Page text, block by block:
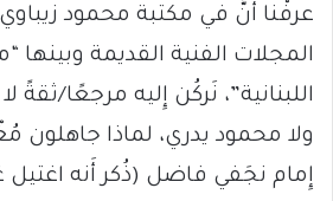
عرفْنا أَنَّ في مكتبة محمود
المجلات الفنية القديمة وبينها
اللبنانية”، نَركُن إِليه مرجعًا/ثقةً
ولا محمود يدري، لماذا
إِمام نجَفي فاضل (ذُكر أَنه